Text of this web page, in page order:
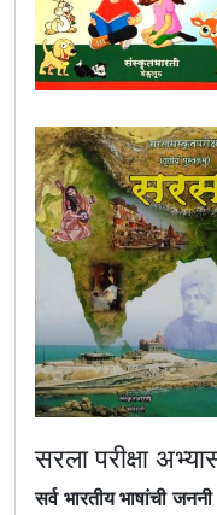
सरला परीक्षा
सर्व भारतीय भाषांची